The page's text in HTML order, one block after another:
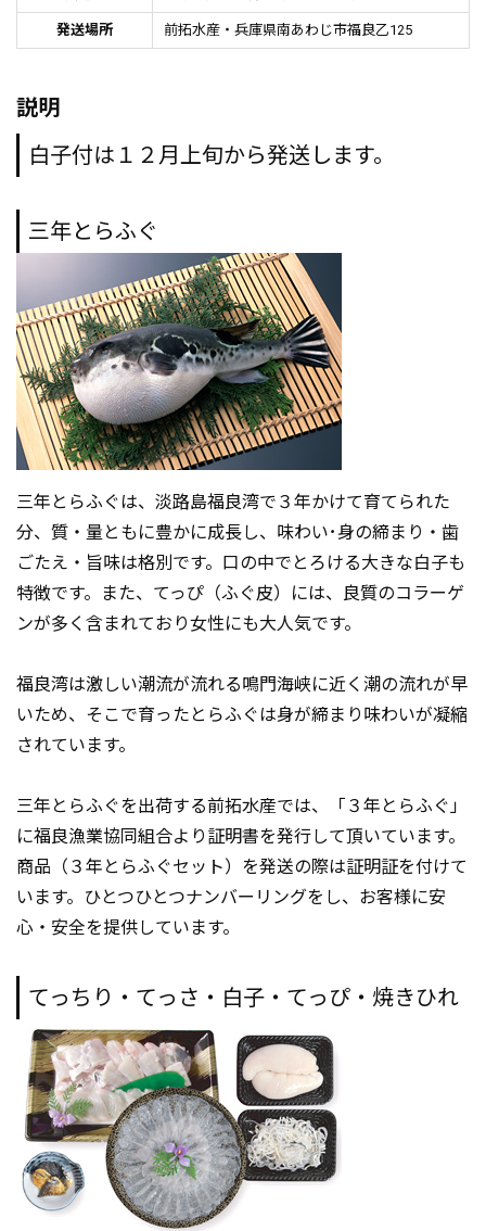
発送場所 前拓水産・兵庫県南あわじ市福良乙125
説明
白子付は１２月上旬から発送します。
三年とらふぐ
三年とらふぐは、淡路島福良湾で３年かけて育てられた
分、質・量ともに豊かに成長し、味わい･身の締まり・歯
ごたえ・旨味は格別です。口の中でとろける大きな白子も
特徴です。また、てっぴ（ふぐ皮）には、良質のコラーゲ
ンが多く含まれており女性にも大人気です。
福良湾は激しい潮流が流れる鳴門海峡に近く潮の流れが早
いため、そこで育ったとらふぐは身が締まり味わいが凝縮
されています。
三年とらふぐを出荷する前拓水産では、「３年とらふぐ」
に福良漁業協同組合より証明書を発行して頂いています。
商品（３年とらふぐセット）を発送の際は証明証を付けて
います。ひとつひとつナンバーリングをし、お客様に安
心・安全を提供しています。
てっちり・てっさ・白子・てっぴ・焼きひれ